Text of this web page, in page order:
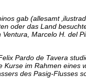
gab (allesamt
oder das Land
Marcelo H. del
Pardo de Tavera
im Rahmen
des Pasig-Flusses